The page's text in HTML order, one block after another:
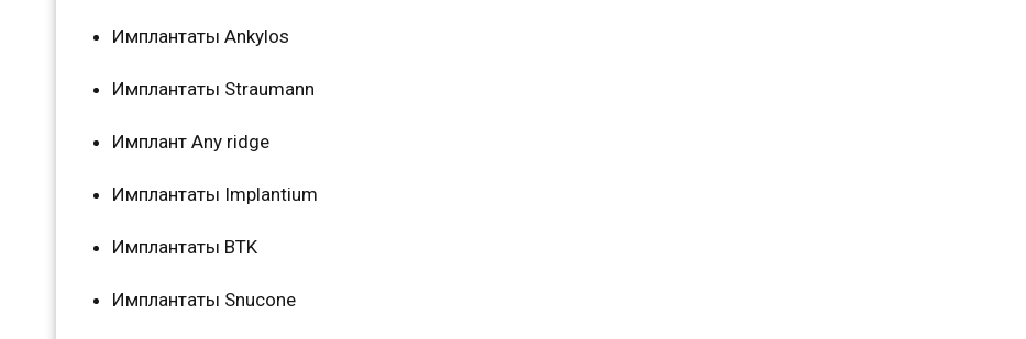
Имплантаты Ankylos
Имплантаты Straumann
Имплант Any ridge
Имплантаты Implantium
Имплантаты BTK
Имплантаты Snucone